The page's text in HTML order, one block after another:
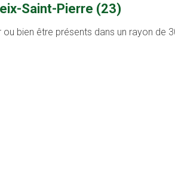
Saint-Pierre (23)
bien être présents dans un rayon de